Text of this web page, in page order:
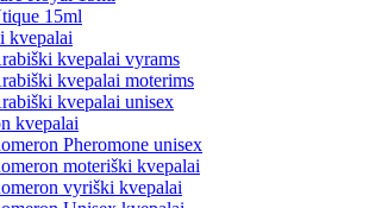
15ml
kvepalai
kvepalai vyrams
kvepalai moterims
kvepalai unisex
kvepalai
Pheromone unisex
moteriški kvepalai
vyriški kvepalai